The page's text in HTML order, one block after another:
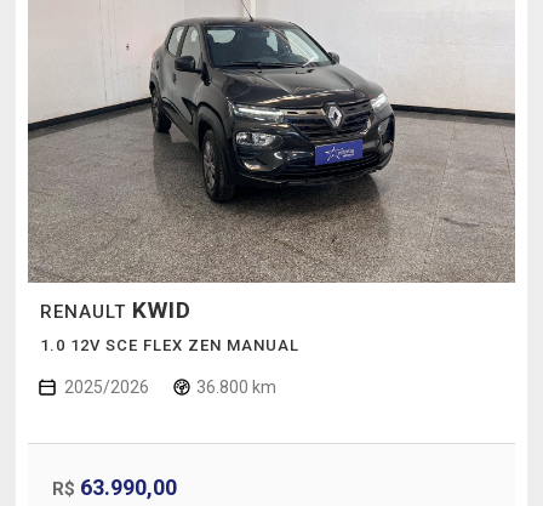
RENAULT KWID
1.0 12V SCE FLEX ZEN MANUAL
2025/2026 36.800 km
R$ 63.990,00